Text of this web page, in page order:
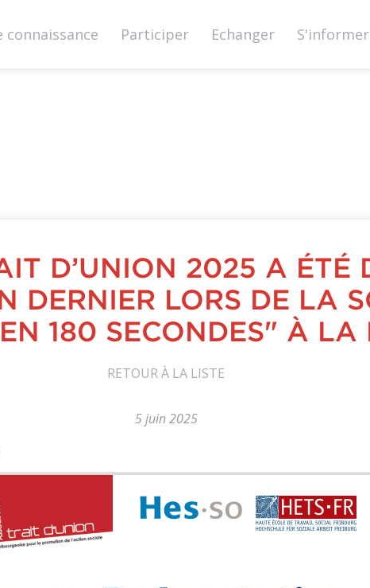
connaissance Participer Echanger S'informer
D’UNION 2025 A ÉTÉ
DERNIER LORS DE LA
180 SECONDES" À LA
RETOUR À LA LISTE
5 juin 2025